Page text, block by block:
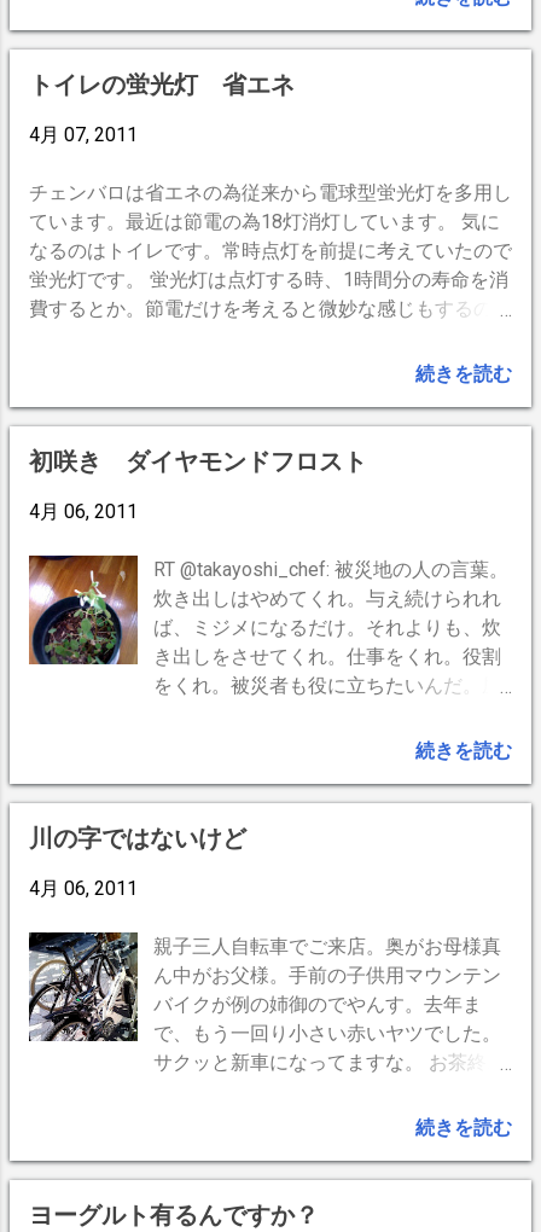
心したいだけです。安否確認などされても被災者には何
の益もありません。安否確認で電話することは、通信が
いがために通信を使用する行為です。 要はプロに任せ
トイレの蛍光灯 省エネ
4月 07, 2011
チェンバロは省エネの為従来から電球型蛍光灯を多用し
ています。最近は節電の為18灯消灯しています。 気に
なるのはトイレです。常時点灯を前提に考えていたので
蛍光灯です。 蛍光灯は点灯する時、1時間分の寿命を消
費するとか。節電だけを考えると微妙な感じもするので
すると常時点灯のほうが省エネと言えるかもしれない。
い。それに消灯してしまうと真っ暗でスイッチの場所が
分からないかもしれない。 よく言われる 「蛍光灯ON・
OFFすると電気代がかかる」 は少し違うようですね。
消耗が早まるという事のようです。 --
続きを読む
初咲き ダイヤモンドフロスト
4月 06, 2011
RT @takayoshi_chef: 被災地の人の言葉。
炊き出しはやめてくれ。与え続けられれ
ば、ミジメになるだけ。それよりも、炊
き出しをさせてくれ。仕事をくれ。役割
をくれ。被災者も役に立ちたいんだ。屋
トラックをくれ。支援物資を運ぶ仕事を
ず、何も出来ず、受け身だけで暮らすこ
とはかなりのストレスでしょうね。 さ
て、話はかわって花の話。ダイヤモンド
な花です。道行く人も良く足を止めて眺
めてくれます。秋には60〜70cmになり
ますが、冬の間は短かく刈り込んでいま
す。こうして1年ぶりの花をみると、大
抵のことは1年も経てば何とかなると勇
続きを読む
川の字ではないけど
4月 06, 2011
親子三人自転車でご来店。奥がお母様真
ん中がお父様。手前の子供用マウンテン
バイクが例の姉御のでやんす。去年ま
で、もう一回り小さい赤いヤツでした。
サクッと新車になってますな。 お茶終わ
も印象的でした。 でも、可愛いでやん
と散々言ってやろうと今から楽しみでや
んす。 -- BlogPress,iPhone --
続きを読む
ヨーグルト有るんですか？